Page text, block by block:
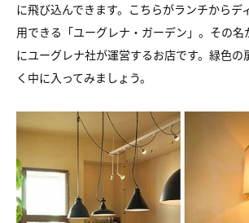
に飛び込んできます。 こちらがランチからデ
用できる 「ユーグレナ・ガーデン」。 その名
にユーグレナ社が運営するお店です。 緑色の
く中に入ってみましょう。